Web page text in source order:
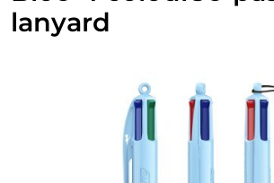
lanyard